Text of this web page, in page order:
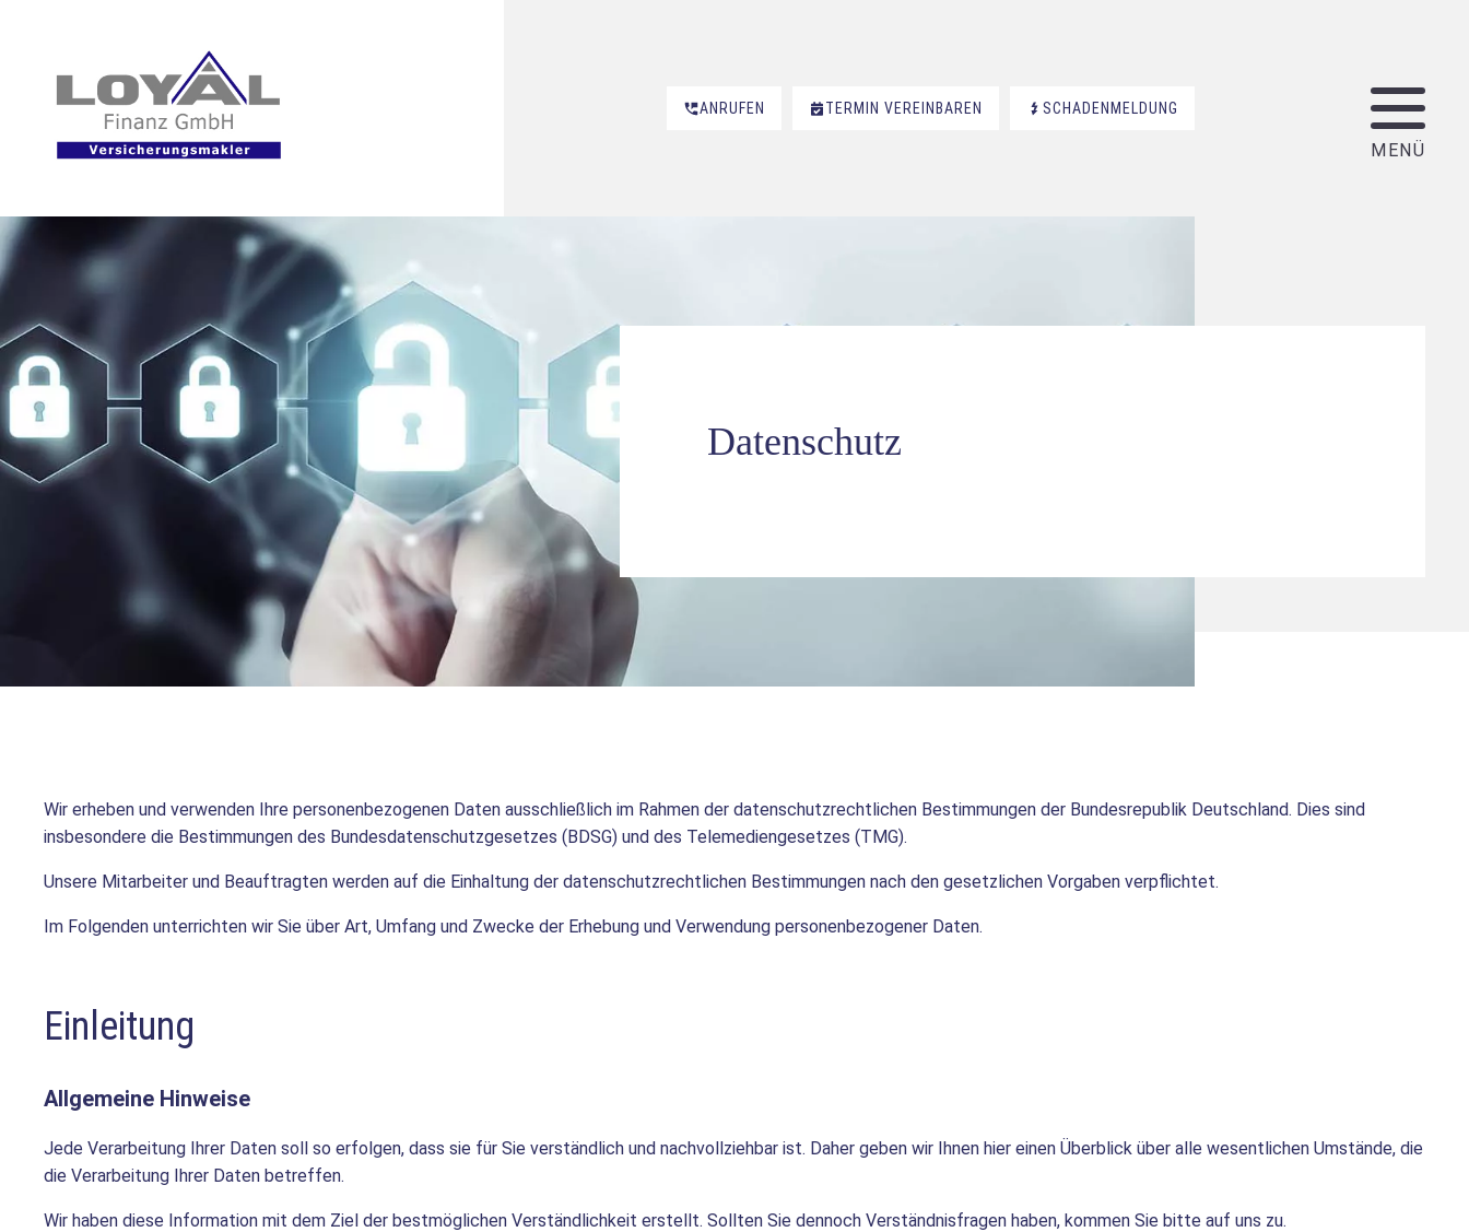
ANRUFEN TERMIN VEREINBAREN SCHADENMELDUNG
Datenschutz
Wir erheben und verwenden Ihre personenbezogenen Daten ausschließlich im Rahmen der datenschutzrechtlichen Bestimmungen der Bundesrepublik Deutschland. Dies sind
insbesondere die Bestimmungen des Bundesdatenschutzgesetzes (BDSG) und des Telemediengesetzes (TMG).
Unsere Mitarbeiter und Beauftragten werden auf die Einhaltung der datenschutzrechtlichen Bestimmungen nach den gesetzlichen Vorgaben verpflichtet.
Im Folgenden unterrichten wir Sie über Art, Umfang und Zwecke der Erhebung und Verwendung personenbezogener Daten.
Einleitung
Allgemeine Hinweise
Jede Verarbeitung Ihrer Daten soll so erfolgen, dass sie für Sie verständlich und nachvollziehbar ist. Daher geben wir Ihnen hier einen Überblick über alle wesentlichen Umstände, die
die Verarbeitung Ihrer Daten betreffen.
Wir haben diese Information mit dem Ziel der bestmöglichen Verständlichkeit erstellt. Sollten Sie dennoch Verständnisfragen haben, kommen Sie bitte auf uns zu.